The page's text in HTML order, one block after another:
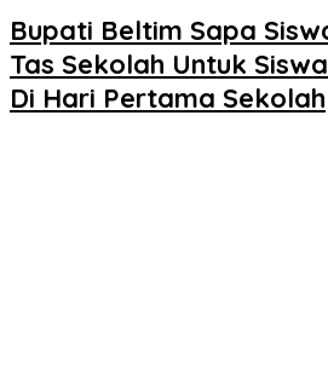
Bupati Beltim Sapa
Tas Sekolah Untuk
Di Hari Pertama Sekolah